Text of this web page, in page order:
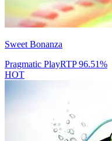
Sweet Bonanza
Pragmatic PlayRTP96.51%
HOT